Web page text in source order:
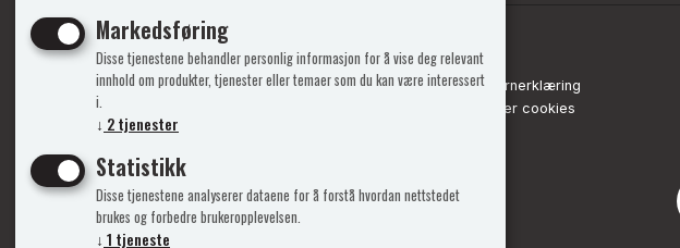
Kontakt Oss
Support&Service
Om Oss
Vilkår
Personvernerklæring
Administrer cookies
Markedsføring
Disse tjenestene behandler personlig informasjon for å vise deg relevant
innhold om produkter, tjenester eller temaer som du kan være interessert
i.
↓ 2tjenester
Statistikk
Disse tjenestene analyserer dataene for å forstå hvordan nettstedet
brukes og forbedre brukeropplevelsen.
↓ 1 tjeneste